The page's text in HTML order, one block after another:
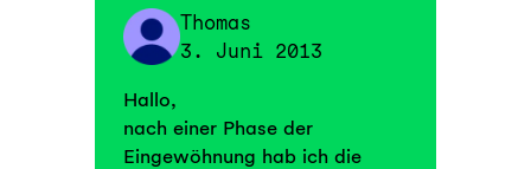
Thomas
3. Juni 2013
Hallo,
nach einer Phase der
Eingewöhnung hab ich die